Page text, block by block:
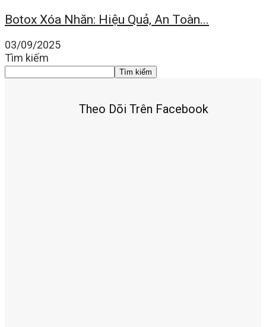
Botox Xóa Nhăn: Hiệu Quả, An Toàn...
03/09/2025
Tìm kiếm
Tìm kiếm
Theo Dõi Trên Facebook